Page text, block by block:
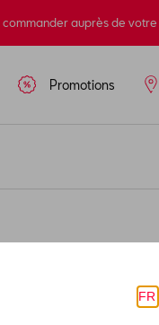
auprès de
Promotions